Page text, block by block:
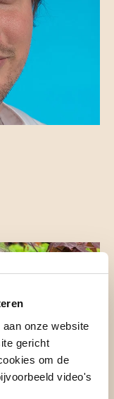
onze website
gericht
om de
video's